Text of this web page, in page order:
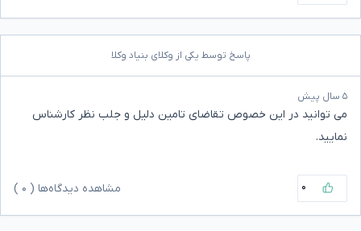
پاسخ توسط یکی از وکلای بنیاد وکلا
۵ سال پیش
می توانید در این خصوص تقاضای تامین دلیل و جلب نظر کارشناس
نمایید.
۰ مشاهده دیدگاه‌ها ( ۰